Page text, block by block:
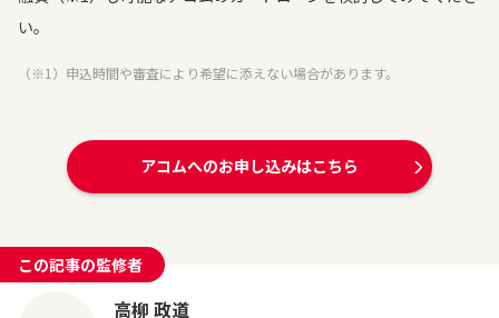
い。
（※1）申込時間や審査により希望に添えない場合があります。
アコムへのお申し込みはこちら
この記事の監修者
高柳 政道